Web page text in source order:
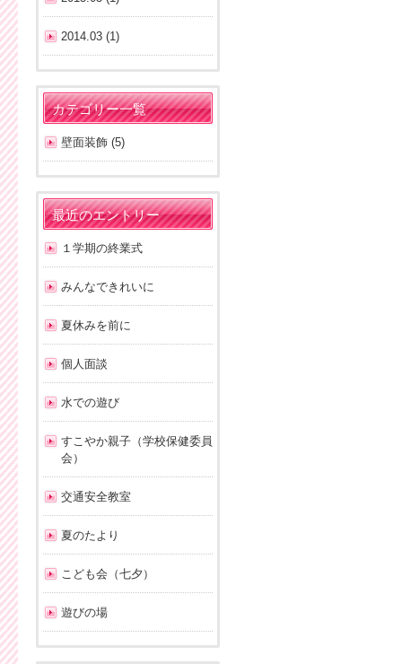
2014.03 (1)
カテゴリー一覧
壁面装飾 (5)
最近のエントリー
１学期の終業式
みんなできれいに
夏休みを前に
個人面談
水での遊び
すこやか親子（学校保健委員
会）
交通安全教室
夏のたより
こども会（七夕）
遊びの場